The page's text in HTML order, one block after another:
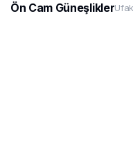
Ön Cam Güneşlikler